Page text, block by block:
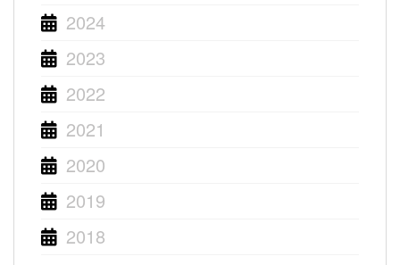
2024
2023
2022
2021
2020
2019
2018